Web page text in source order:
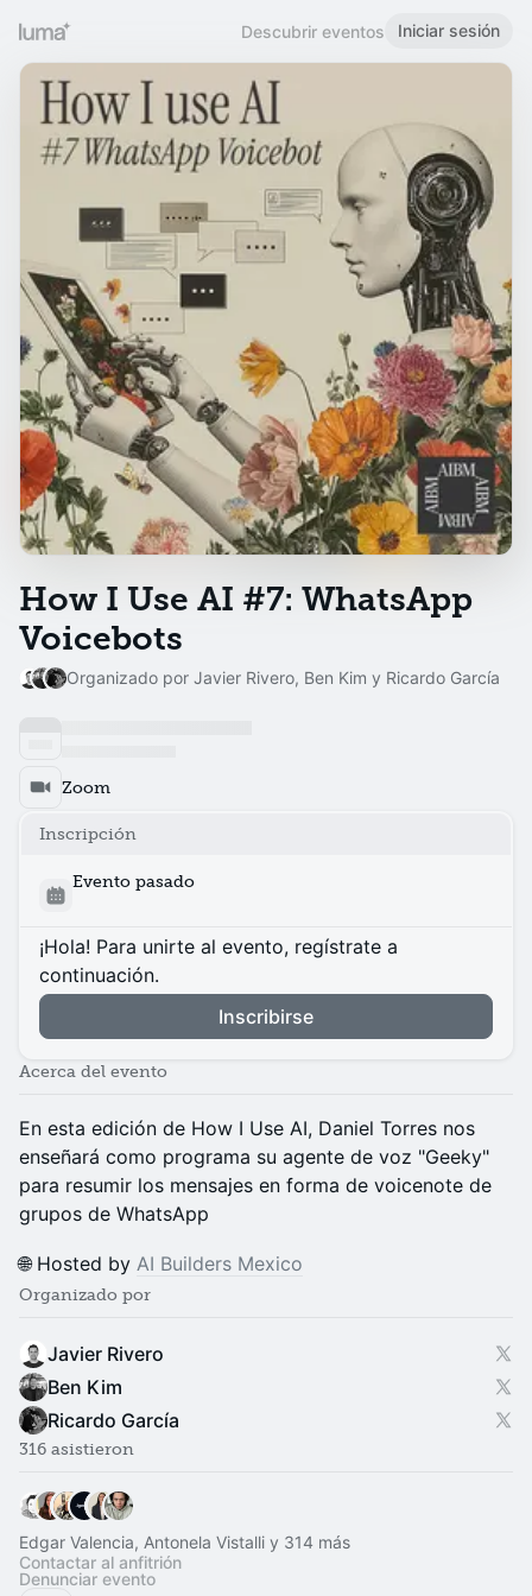
Descubrir eventos Iniciar sesión
How I Use AI #7: WhatsApp
Voicebots
Organizado por Javier Rivero, Ben Kim y Ricardo García
Zoom
Inscripción
Evento pasado
¡Hola! Para unirte al evento, regístrate a
continuación.
Inscribirse
Acerca del evento
En esta edición de How I Use AI, Daniel Torres nos
enseñará como programa su agente de voz "Geeky"
para resumir los mensajes en forma de voicenote de
grupos de WhatsApp
🌐 Hosted by AI Builders Mexico
Organizado por
Javier Rivero
Ben Kim
Ricardo García
316 asistieron
Edgar Valencia, Antonela Vistalli y 314 más
Contactar al anfitrión
Denunciar evento